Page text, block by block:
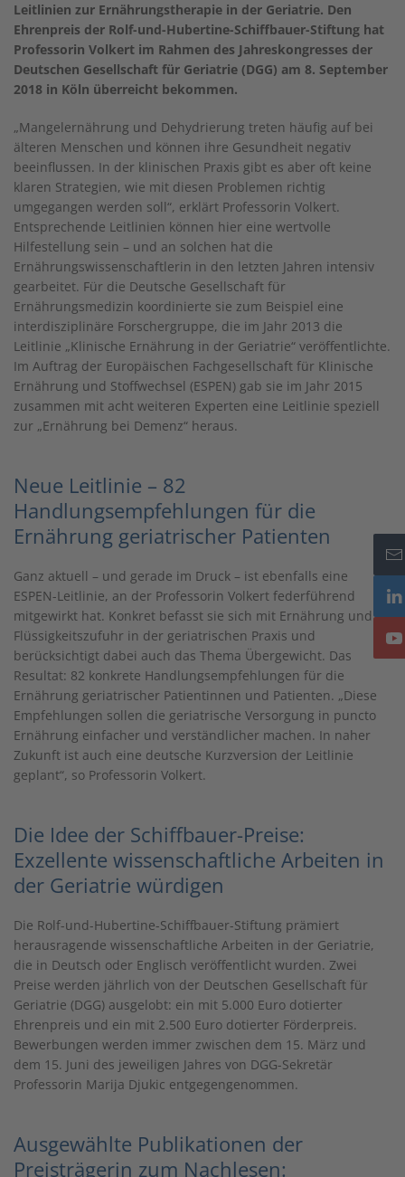
Leitlinien zur Ernährungstherapie in der Geriatrie. Den
Ehrenpreis der Rolf-und-Hubertine-Schiffbauer-Stiftung hat
Professorin Volkert im Rahmen des Jahreskongresses der
Deutschen Gesellschaft für Geriatrie (DGG) am 8. September
2018 in Köln überreicht bekommen.
„Mangelernährung und Dehydrierung treten häufig auf bei
älteren Menschen und können ihre Gesundheit negativ
beeinflussen. In der klinischen Praxis gibt es aber oft keine
klaren Strategien, wie mit diesen Problemen richtig
umgegangen werden soll“, erklärt Professorin Volkert.
Entsprechende Leitlinien können hier eine wertvolle
Hilfestellung sein – und an solchen hat die
Ernährungswissenschaftlerin in den letzten Jahren intensiv
gearbeitet. Für die Deutsche Gesellschaft für
Ernährungsmedizin koordinierte sie zum Beispiel eine
interdisziplinäre Forschergruppe, die im Jahr 2013 die
Leitlinie „Klinische Ernährung in der Geriatrie“ veröffentlichte.
Im Auftrag der Europäischen Fachgesellschaft für Klinische
Ernährung und Stoffwechsel (ESPEN) gab sie im Jahr 2015
zusammen mit acht weiteren Experten eine Leitlinie speziell
zur „Ernährung bei Demenz“ heraus.
Neue Leitlinie – 82
Handlungsempfehlungen für die
Ernährung geriatrischer Patienten
Ganz aktuell – und gerade im Druck – ist ebenfalls eine
ESPEN-Leitlinie, an der Professorin Volkert federführend
mitgewirkt hat. Konkret befasst sie sich mit Ernährung und
Flüssigkeitszufuhr in der geriatrischen Praxis und
berücksichtigt dabei auch das Thema Übergewicht. Das
Resultat: 82 konkrete Handlungsempfehlungen für die
Ernährung geriatrischer Patientinnen und Patienten. „Diese
Empfehlungen sollen die geriatrische Versorgung in puncto
Ernährung einfacher und verständlicher machen. In naher
Zukunft ist auch eine deutsche Kurzversion der Leitlinie
geplant“, so Professorin Volkert.
Die Idee der Schiffbauer-Preise:
Exzellente wissenschaftliche Arbeiten in
der Geriatrie würdigen
Die Rolf-und-Hubertine-Schiffbauer-Stiftung prämiert
herausragende wissenschaftliche Arbeiten in der Geriatrie,
die in Deutsch oder Englisch veröffentlicht wurden. Zwei
Preise werden jährlich von der Deutschen Gesellschaft für
Geriatrie (DGG) ausgelobt: ein mit 5.000 Euro dotierter
Ehrenpreis und ein mit 2.500 Euro dotierter Förderpreis.
Bewerbungen werden immer zwischen dem 15. März und
dem 15. Juni des jeweiligen Jahres von DGG-Sekretär
Professorin Marija Djukic entgegengenommen.
Ausgewählte Publikationen der
Preisträgerin zum Nachlesen: